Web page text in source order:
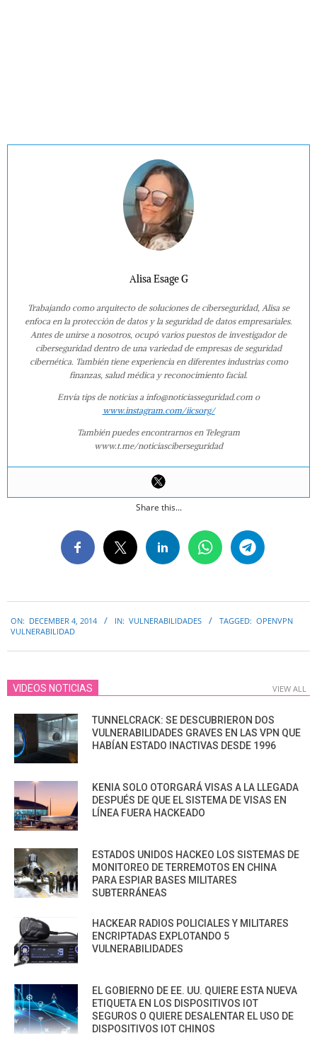
Alisa Esage G
Trabajando como arquitecto de soluciones de ciberseguridad, Alisa se
enfoca en la protección de datos y la seguridad de datos empresariales.
Antes de unirse a nosotros, ocupó varios puestos de investigador de
ciberseguridad dentro de una variedad de empresas de seguridad
cibernética. También tiene experiencia en diferentes industrias como
finanzas, salud médica y reconocimiento facial.
Envía tips de noticias a info@noticiasseguridad.com o
www.instagram.com/iicsorg/
También puedes encontrarnos en Telegram
www.t.me/noticiasciberseguridad
Share this...
12-
ON: DECEMBER 4, 2014 IN: VULNERABILIDADES TAGGED: OPENVPN
VULNERABILIDAD
VIDEOS NOTICIAS VIEW ALL
TUNNELCRACK: SE DESCUBRIERON DOS
VULNERABILIDADES GRAVES EN LAS VPN QUE
HABÍAN ESTADO INACTIVAS DESDE 1996
KENIA SOLO OTORGARÁ VISAS A LA LLEGADA
DESPUÉS DE QUE EL SISTEMA DE VISAS EN
LÍNEA FUERA HACKEADO
ESTADOS UNIDOS HACKEO LOS SISTEMAS DE
MONITOREO DE TERREMOTOS EN CHINA
PARA ESPIAR BASES MILITARES
SUBTERRÁNEAS
HACKEAR RADIOS POLICIALES Y MILITARES
ENCRIPTADAS EXPLOTANDO 5
VULNERABILIDADES
EL GOBIERNO DE EE. UU. QUIERE ESTA NUEVA
ETIQUETA EN LOS DISPOSITIVOS IOT
SEGUROS O QUIERE DESALENTAR EL USO DE
DISPOSITIVOS IOT CHINOS